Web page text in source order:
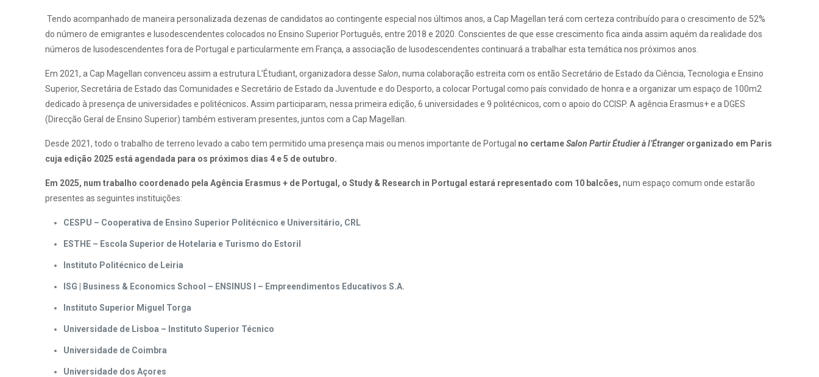
Tendo acompanhado de maneira personalizada dezenas de candidatos ao contingente especial nos últimos anos, a Cap Magellan terá com certeza contribuído para o crescimento de 52%
do número de emigrantes e lusodescendentes colocados no Ensino Superior Português, entre 2018 e 2020. Conscientes de que esse crescimento fica ainda assim aquém da realidade dos
números de lusodescendentes fora de Portugal e particularmente em França, a associação de lusodescendentes continuará a trabalhar esta temática nos próximos anos.
Em 2021, a Cap Magellan convenceu assim a estrutura L’Étudiant, organizadora desseSalon, numa colaboração estreita com os então Secretário de Estado da Ciência, Tecnologia e Ensino
Superior, Secretária de Estado das Comunidades e Secretário de Estado da Juventude e do Desporto, a colocar Portugal como país convidado de honra e a organizar um espaço de 100m2
dedicado à presença de universidades e politécnicos. Assim participaram, nessa primeira edição, 6 universidades e 9 politécnicos, com o apoio do CCISP. A agência Erasmus+ e a DGES
(Direcção Geral de Ensino Superior) também estiveram presentes, juntos com a Cap Magellan.
Desde 2021, todo o trabalho de terreno levado a cabo tem permitido uma presença mais ou menos importante de Portugal no certameSalon Partir Étudier à l’Étrangerorganizado em Paris
cuja edição 2025 está agendada para os próximos dias 4 e 5 de outubro.
Em 2025, num trabalho coordenado pela Agência Erasmus + de Portugal, o Study & Research in Portugal estará representado com 10 balcões,num espaço comum onde estarão
presentes as seguintes instituições:
CESPU – Cooperativa de Ensino Superior Politécnico e Universitário, CRL
ESTHE – Escola Superior de Hotelaria e Turismo do Estoril
Instituto Politécnico de Leiria
ISG | Business & Economics School – ENSINUS I – Empreendimentos Educativos S.A.
Instituto Superior Miguel Torga
Universidade de Lisboa – Instituto Superior Técnico
Universidade de Coimbra
Universidade dos Açores